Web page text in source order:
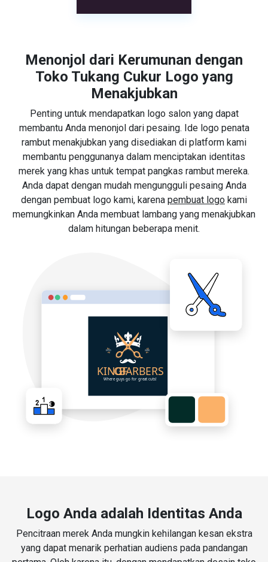
Menonjol dari Kerumunan dengan
Toko Tukang Cukur Logo yang
Menakjubkan
Penting untuk mendapatkan logo salon yang dapat
membantu Anda menonjol dari pesaing. Ide logo penata
rambut menakjubkan yang disediakan di platform kami
membantu penggunanya dalam menciptakan identitas
merek yang khas untuk tempat pangkas rambut mereka.
Anda dapat dengan mudah mengungguli pesaing Anda
dengan pembuat logo kami, karena pembuat logo kami
memungkinkan Anda membuat lambang yang menakjubkan
dalam hitungan beberapa menit.
Logo Anda adalah Identitas Anda
Pencitraan merek Anda mungkin kehilangan kesan ekstra
yang dapat menarik perhatian audiens pada pandangan